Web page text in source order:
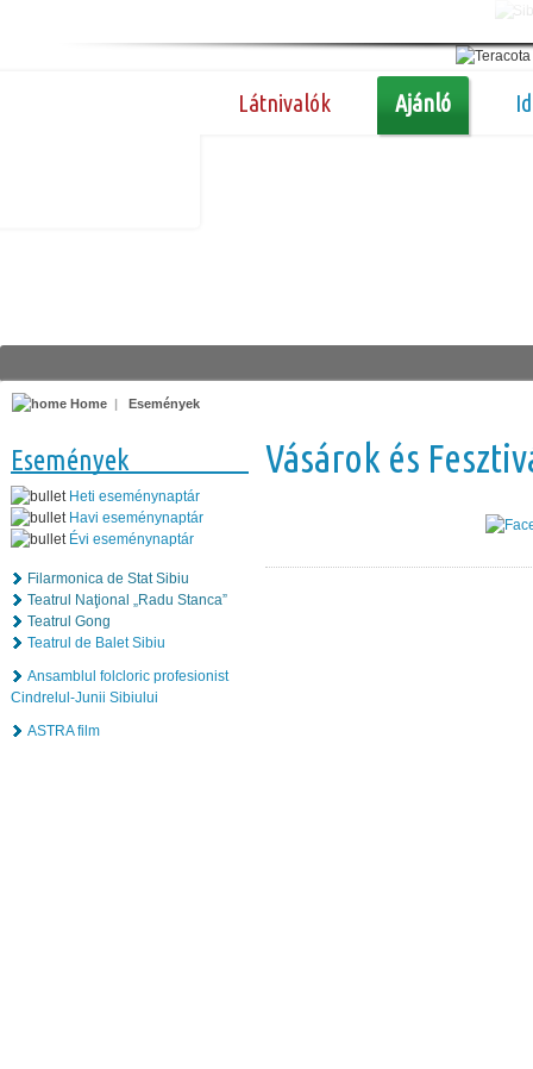
Látnivalók Ajánló
Home | Események
Események
Heti eseménynaptár
Havi eseménynaptár
Évi eseménynaptár
Filarmonica de Stat Sibiu
Teatrul Naţional „Radu Stanca”
Teatrul Gong
Teatrul de Balet Sibiu
Ansamblul folcloric profesionist
Cindrelul-Junii Sibiului
ASTRA film
Vásárok és